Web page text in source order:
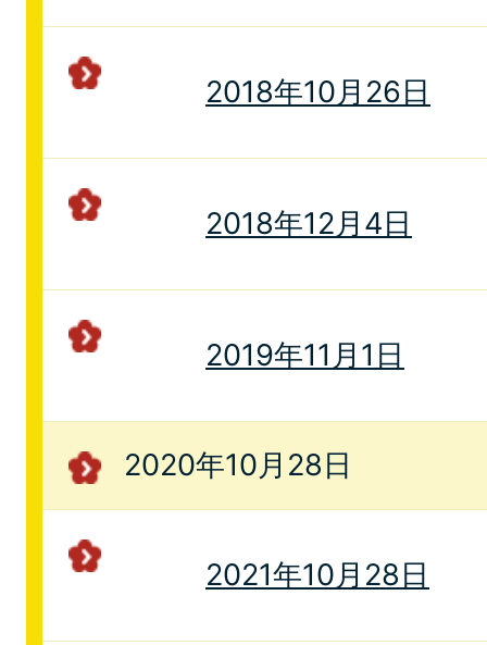
2018年10月26日
2018年12月4日
2019年11月1日
2020年10月28日
2021年10月28日